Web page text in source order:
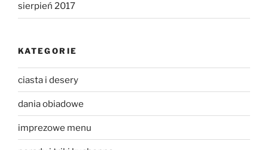
sierpień 2017
KATEGORIE
ciasta i desery
dania obiadowe
imprezowe menu